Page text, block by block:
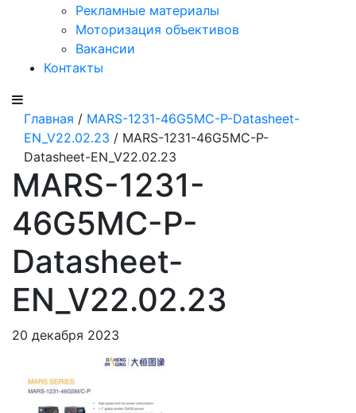
Рекламные материалы
Моторизация объективов
Вакансии
Контакты
Главная / MARS-1231-46G5MC-P-Datasheet-
EN_V22.02.23 / MARS-1231-46G5MC-P-
Datasheet-EN_V22.02.23
MARS-1231-
46G5MC-P-
Datasheet-
EN_V22.02.23
20 декабря 2023